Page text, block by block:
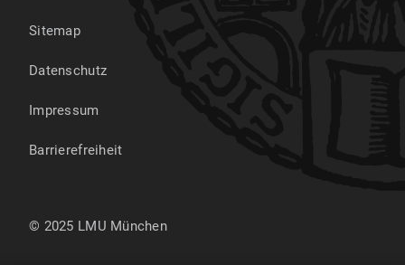
Sitemap
Datenschutz
Impressum
Barrierefreiheit
© 2025 LMU München